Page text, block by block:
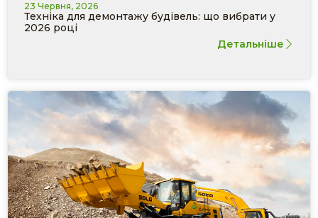
23 Червня, 2026
Техніка для демонтажу будівель: що вибрати у
2026 році
Детальніше